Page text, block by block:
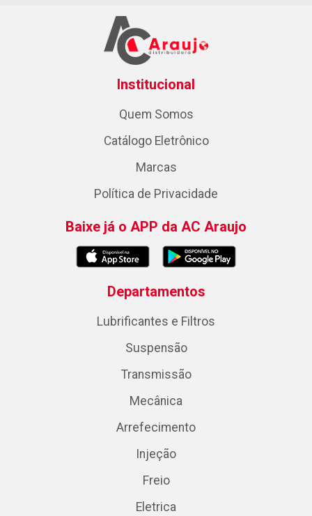
Institucional
Quem Somos
Catálogo Eletrônico
Marcas
Política de Privacidade
Baixe já o APP da AC Araujo
Departamentos
Lubrificantes e Filtros
Suspensão
Transmissão
Mecânica
Arrefecimento
Injeção
Freio
Eletrica